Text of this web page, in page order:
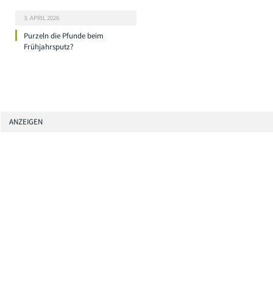
3. APRIL 2026
Purzeln die Pfunde beim
Frühjahrsputz?
ANZEIGEN